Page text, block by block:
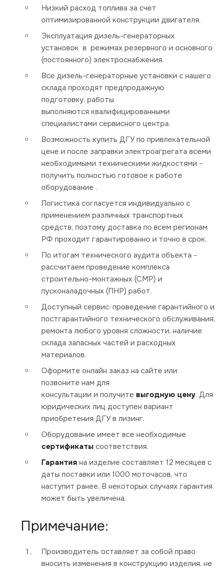
Низкий расход топлива за счет
оптимизированной конструкции двигателя.
Эксплуатация дизель-генераторных
установок в режимах резервного и основного
(постоянного) электроснабжения.
Все дизель-генераторные установки с нашего
склада проходят предпродажную
подготовку, работы
выполняются квалифицированными
специалистами сервисного центра.
Возможность купить ДГУ по привлекательной
цене и после заправки электроагрегата всеми
необходимыми техническими жидкостями -
получить полностью готовое к работе
оборудование .
Логистика согласуется индивидуально с
применением различных транспортных
средств, поэтому доставка по всем регионам
РФ проходит гарантированно и точно в срок.
По итогам технического аудита объекта -
рассчитаем проведение комплекса
строительно-монтажных (СМР) и
пусконаладочных (ПНР) работ.
Доступный сервис: проведение гарантийного и
постгарантийного технического обслуживания,
ремонта любого уровня сложности, наличие
склада запасных частей и расходных
материалов.
Оформите онлайн заказ на сайте или
позвоните нам для
консультации и получите выгодную цену. Для
юридических лиц доступен вариант
приобретения ДГУ в лизинг.
Оборудование имеет все необходимые
сертификаты соответствия.
Гарантия на изделие составляет 12 месяцев с
даты поставки или 1000 моточасов, что
наступит ранее. В некоторых случаях гарантия
может быть увеличена.
Примечание:
Производитель оставляет за собой право
вносить изменения в конструкцию изделия, не